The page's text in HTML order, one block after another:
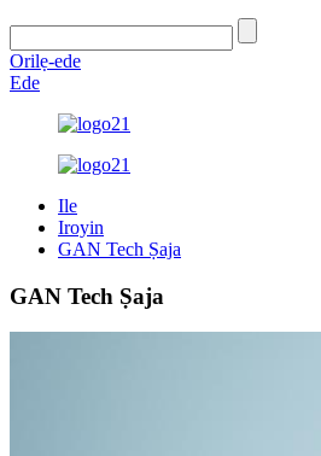
Orilẹ-ede
Ede
Ile
Iroyin
GAN Tech Ṣaja
GAN Tech Ṣaja